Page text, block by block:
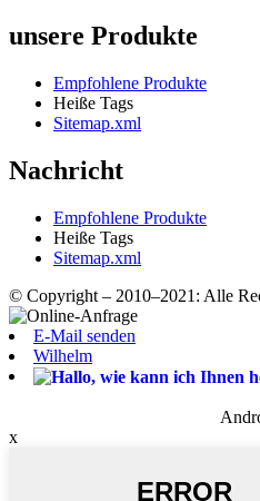
unsere Produkte
Empfohlene Produkte
Heiße Tags
Sitemap.xml
Nachricht
Empfohlene Produkte
Heiße Tags
Sitemap.xml
© Copyright – 2010–2021: Alle
E-Mail senden
Wilhelm
x